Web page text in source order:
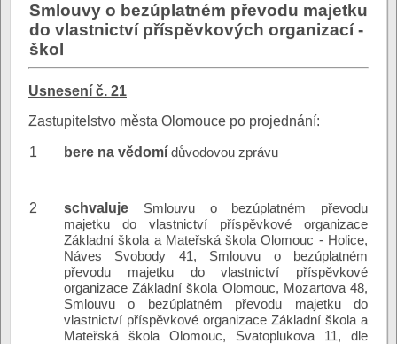
Smlouvy o bezúplatném převodu majetku
do vlastnictví příspěvkových organizací -
škol
Usnesení č. 21
Zastupitelstvo města Olomouce po projednání:
1 bere na vědomí důvodovou zprávu
2 schvaluje
Smlouvu o bezúplatném převodu
majetku do vlastnictví příspěvkové organizace
Základní škola a Mateřská škola Olomouc - Holice,
Náves Svobody 41, Smlouvu o bezúplatném
převodu majetku do vlastnictví příspěvkové
organizace Základní škola Olomouc, Mozartova 48,
Smlouvu o bezúplatném převodu majetku do
vlastnictví příspěvkové organizace Základní škola a
Mateřská škola Olomouc, Svatoplukova 11, dle